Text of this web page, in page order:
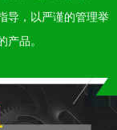
导，以严谨的管理举
产品。